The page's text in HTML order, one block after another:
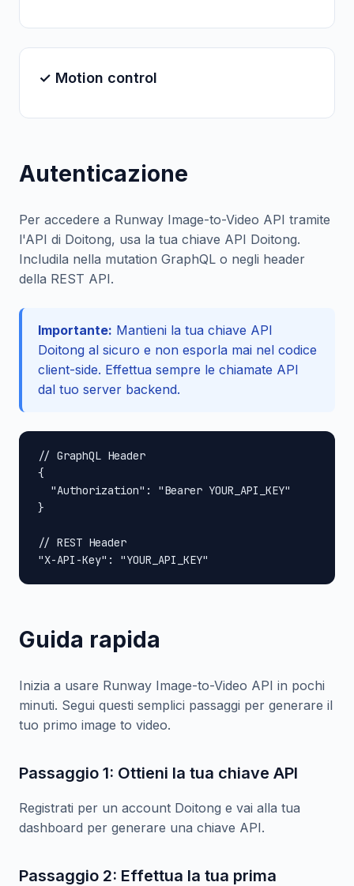
✓ Motion control
Autenticazione
Per accedere a Runway Image-to-Video API tramite
l'API di Doitong, usa la tua chiave API Doitong.
Includila nella mutation GraphQL o negli header
della REST API.
Importante: Mantieni la tua chiave API
Doitong al sicuro e non esporla mai nel codice
client-side. Effettua sempre le chiamate API
dal tuo server backend.
// GraphQL Header
{
  "Authorization": "Bearer YOUR_API_KEY"
}
// REST Header
"X-API-Key": "YOUR_API_KEY"
Guida rapida
Inizia a usare Runway Image-to-Video API in pochi
minuti. Segui questi semplici passaggi per generare il
tuo primo image to video.
Passaggio 1: Ottieni la tua chiave API
Registrati per un account Doitong e vai alla tua
dashboard per generare una chiave API.
Passaggio 2: Effettua la tua prima